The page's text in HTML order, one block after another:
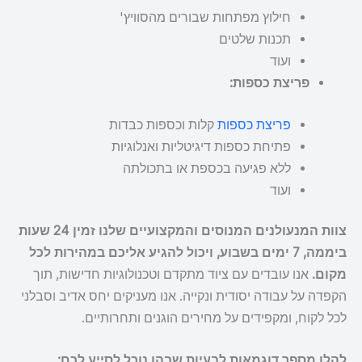
חילוץ מפתחות שבורים מהסוויץ'
תכנות שלטים
ועוד
פריצת כספות:
פריצת כספות קלות וכספות כבדות
פתיחת כספות דיגיטליות ואנלוגיות
ללא פגיעה בכספת או בתכולתה
ועוד
צוות המנעולנים המנוסים והמקצועיים שלנו זמין 24 שעות
ביממה, 7 ימים בשבוע, ויכול להגיע אליכם במהירות לכל
מקום. אנו עובדים עם ציוד מתקדם וטכנולוגיות חדישות, תוך
הקפדה על עבודה יסודית ונקייה. אנו מעניקים יחס אדיב וסבלני
לכל לקוח, ומקפידים על מחירים הוגנים ותחרותיים.